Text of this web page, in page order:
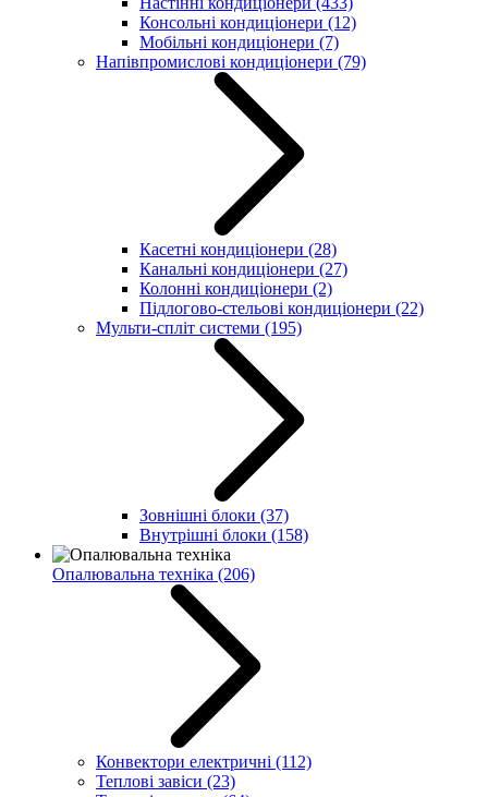
Консольні кондиціонери (12)
Мобільні кондиціонери (7)
Напівпромислові кондиціонери (79)
Касетні кондиціонери (28)
Канальні кондиціонери (27)
Колонні кондиціонери (2)
Підлогово-стельові кондиціонери (22)
Мульти-спліт системи (195)
Зовнішні блоки (37)
Внутрішні блоки (158)
Опалювальна техніка (206)
Конвектори електричні (112)
Теплові завіси (23)